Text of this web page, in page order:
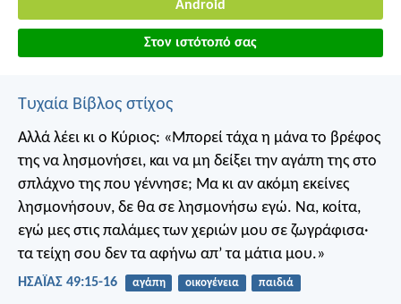
Android
Στον ιστότοπό σας
Τυχαία Βίβλος στίχος
Αλλά λέει κι ο Κύριος: «Μπορεί τάχα η μάνα το βρέφος
της να λησμονήσει, και να μη δείξει την αγάπη της στο
σπλάχνο της που γέννησε; Μα κι αν ακόμη εκείνες
λησμονήσουν, δε θα σε λησμονήσω εγώ. Να, κοίτα,
εγώ μες στις παλάμες των χεριών μου σε ζωγράφισα·
τα τείχη σου δεν τα αφήνω απ’ τα μάτια μου.»
ΗΣΑΪΑΣ 49:15-16 αγάπη οικογένεια παιδιά